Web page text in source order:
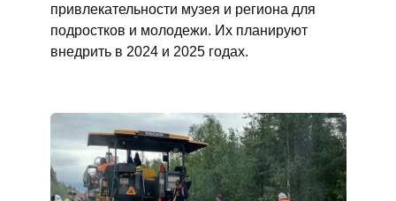
привлекательности музея и региона для
подростков и молодежи. Их планируют
внедрить в 2024 и 2025 годах.